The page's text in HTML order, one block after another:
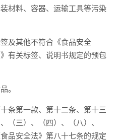
料、容器、运输工具等污染
其他不符合《食品安全
有关标签、说明书规定的预包
。
第一款、第十二条、第十三
（三）、（四）、（八）、
品安全法》第八十七条的规定